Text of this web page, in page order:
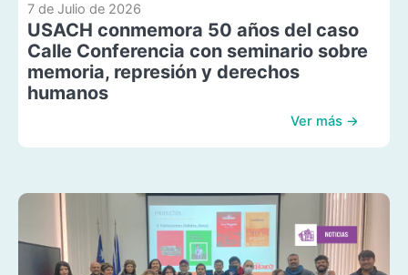
7 de Julio de 2026
USACH conmemora 50 años del caso
Calle Conferencia con seminario sobre
memoria, represión y derechos
humanos
Ver más →